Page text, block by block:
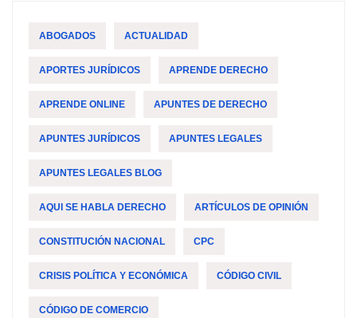
ABOGADOS ACTUALIDAD
APORTES JURÍDICOS APRENDE DERECHO
APRENDE ONLINE APUNTES DE DERECHO
APUNTES JURÍDICOS APUNTES LEGALES
APUNTES LEGALES BLOG
AQUI SE HABLA DERECHO ARTÍCULOS DE OPINIÓN
CONSTITUCIÓN NACIONAL CPC
CRISIS POLÍTICA Y ECONÓMICA CÓDIGO CIVIL
CÓDIGO DE COMERCIO